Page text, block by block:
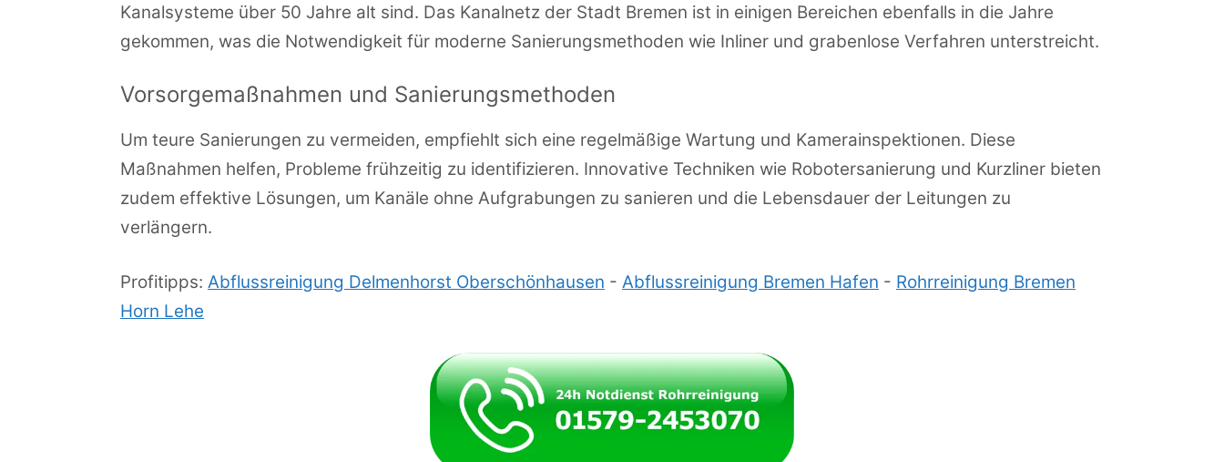
Kanalsysteme über 50 Jahre alt sind. Das Kanalnetz der Stadt Bremen ist in einigen Bereichen ebenfalls in die Jahre
gekommen, was die Notwendigkeit für moderne Sanierungsmethoden wie Inliner und grabenlose Verfahren unterstreicht.
Vorsorgemaßnahmen und Sanierungsmethoden
Um teure Sanierungen zu vermeiden, empfiehlt sich eine regelmäßige Wartung und Kamerainspektionen. Diese
Maßnahmen helfen, Probleme frühzeitig zu identifizieren. Innovative Techniken wie Robotersanierung und Kurzliner bieten
zudem effektive Lösungen, um Kanäle ohne Aufgrabungen zu sanieren und die Lebensdauer der Leitungen zu
verlängern.
Profitipps: Abflussreinigung Delmenhorst Oberschönhausen - Abflussreinigung Bremen Hafen - Rohrreinigung Bremen
Horn Lehe